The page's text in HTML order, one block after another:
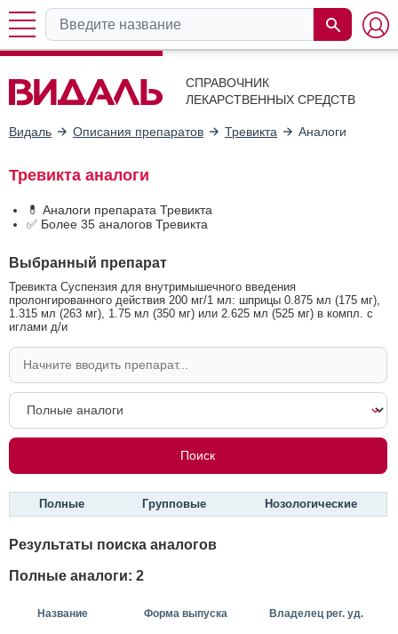
СПРАВОЧНИК
ЛЕКАРСТВЕННЫХ СРЕДСТВ
Видаль Описания препаратов Тревикта Аналоги
Тревикта аналоги
💊 Аналоги препарата Тревикта
✅ Более 35 аналогов Тревикта
Выбранный препарат
Тревикта Суспензия для внутримышечного введения
пролонгированного действия 200 мг/1 мл: шприцы 0.875 мл (175 мг),
1.315 мл (263 мг), 1.75 мл (350 мг) или 2.625 мл (525 мг) в компл. с
иглами д/и
Полные Групповые Нозологические
Результаты поиска аналогов
Полные аналоги: 2
Название Форма выпуска Владелец рег. уд.